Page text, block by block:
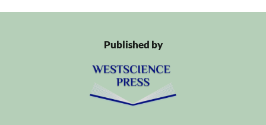
Published by